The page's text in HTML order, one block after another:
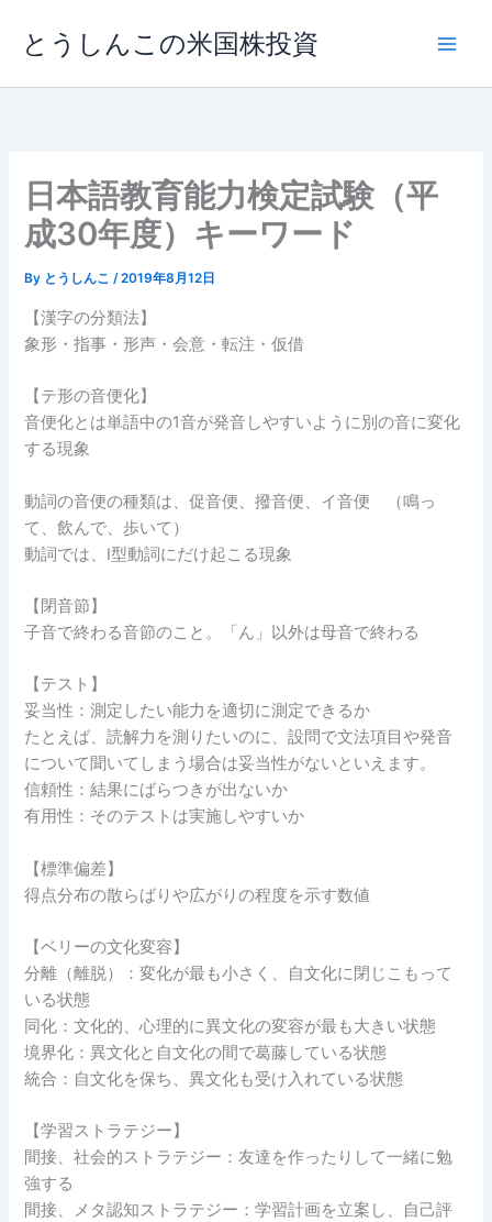
ス
とうしんこの米国株投資
日本語教育能力検定試験（平
成30年度）キーワード
By とうしんこ/2019年8月12日
【漢字の分類法】
象形・指事・形声・会意・転注・仮借
【テ形の音便化】
音便化とは単語中の1音が発音しやすいように別の音に変化
する現象
動詞の音便の種類は、促音便、撥音便、イ音便 （鳴っ
て、飲んで、歩いて）
動詞では、I型動詞にだけ起こる現象
【閉音節】
子音で終わる音節のこと。「ん」以外は母音で終わる
【テスト】
妥当性：測定したい能力を適切に測定できるか
たとえば、読解力を測りたいのに、設問で文法項目や発音
について聞いてしまう場合は妥当性がないといえます。
信頼性：結果にばらつきが出ないか
有用性：そのテストは実施しやすいか
【標準偏差】
得点分布の散らばりや広がりの程度を示す数値
【ベリーの文化変容】
分離（離脱）：変化が最も小さく、自文化に閉じこもって
いる状態
同化：文化的、心理的に異文化の変容が最も大きい状態
境界化：異文化と自文化の間で葛藤している状態
統合：自文化を保ち、異文化も受け入れている状態
【学習ストラテジー】
間接、社会的ストラテジー：友達を作ったりして一緒に勉
強する
間接、メタ認知ストラテジー：学習計画を立案し、自己評